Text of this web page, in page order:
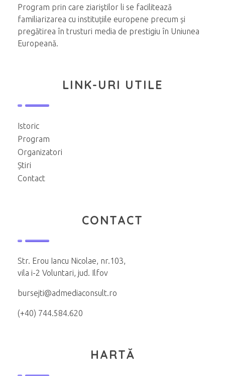
Program prin care ziariştilor li se facilitează
familiarizarea cu instituțiile europene precum și
pregătirea în trusturi media de prestigiu în Uniunea
Europeană.
LINK-URI UTILE
Istoric
Program
Organizatori
Știri
Contact
CONTACT
Str. Erou Iancu Nicolae, nr.103,
vila i-2 Voluntari, jud. Ilfov
bursejti@admediaconsult.ro
(+40) 744.584.620
HARTĂ